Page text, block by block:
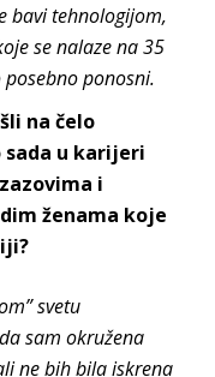
bavi tehnologijom,
se nalaze na 35
ponosni.
na čelo
sada u karijeri
i
ženama koje
svetu
sam okružena
ne bih bila iskrena